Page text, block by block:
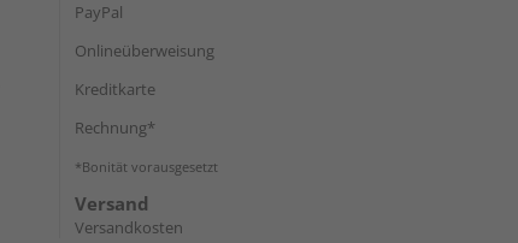
PayPal
Onlineüberweisung
Kreditkarte
Rechnung*
*Bonität vorausgesetzt
Versand
Versandkosten